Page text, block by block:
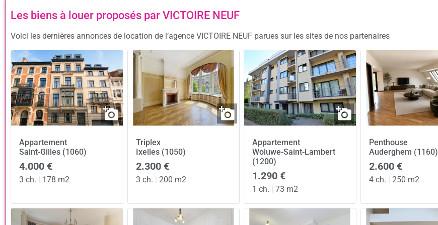
Les biens à louer proposés par VICTOIRE NEUF
Voici les dernières annonces de location de l’agence VICTOIRE NEUF parues sur les sites de nos partenaires
Appartement
Saint-Gilles (1060)
4.000 €
3 ch. | 178 m2
Triplex
Ixelles (1050)
2.300 €
3 ch. | 200 m2
Appartement
Woluwe-Saint-Lambert
(1200)
1.290 €
1 ch. | 73 m2
Penthouse
Auderghem (1160)
2.600 €
4 ch. | 250 m2